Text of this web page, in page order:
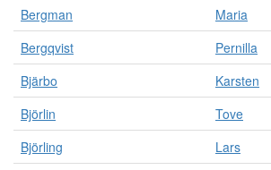
l
a
s
Bergman
Maria
Bergqvist
Pernilla
Bjärbo
Karsten
Björlin
Tove
Björling
Lars